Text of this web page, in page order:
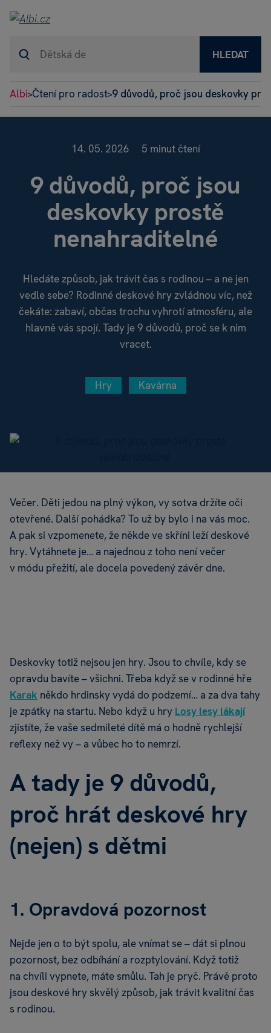
HLEDAT
Albi>Čtení pro radost>9 důvodů, proč jsou deskovky
14. 05. 2026 5 minut čtení
9 důvodů, proč jsou
deskovky prostě
nenahraditelné
Hledáte způsob, jak trávit čas s rodinou – a ne jen
vedle sebe? Rodinné deskové hry zvládnou víc, než
čekáte: zabaví, občas trochu vyhrotí atmosféru, ale
hlavně vás spojí. Tady je 9 důvodů, proč se k nim
vracet.
Hry Kavárna
Večer. Děti jedou na plný výkon, vy sotva držíte oči
otevřené. Další pohádka? To už by bylo i na vás moc.
A pak si vzpomenete, že někde ve skříni leží deskové
hry. Vytáhnete je… a najednou z toho není večer
v módu přežití, ale docela povedený závěr dne.
Deskovky totiž nejsou jen hry. Jsou to chvíle, kdy se
opravdu bavíte – všichni. Třeba když se v rodinné hře
Karak někdo hrdinsky vydá do podzemí… a za dva tahy
je zpátky na startu. Nebo když u hry Losy lesy lákají
zjistíte, že vaše sedmileté dítě má o hodně rychlejší
reflexy než vy – a vůbec ho to nemrzí.
A tady je 9 důvodů,
proč hrát deskové hry
(nejen) s dětmi
1. Opravdová pozornost
Nejde jen o to být spolu, ale vnímat se – dát si plnou
pozornost, bez odbíhání a rozptylování. Když totiž
na chvíli vypnete, máte smůlu. Tah je pryč. Právě proto
jsou deskové hry skvělý způsob, jak trávit kvalitní čas
s rodinou.